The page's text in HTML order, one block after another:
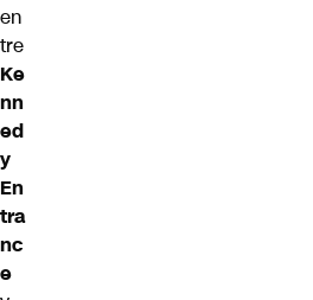
en
tre
Ke
nn
ed
y
En
tra
nc
e